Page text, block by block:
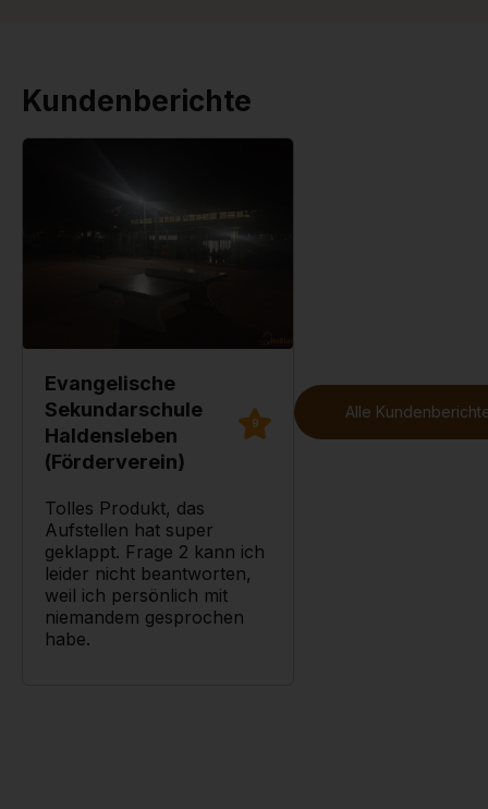
Kundenberichte
Evangelische
Sekundarschule
Haldensleben
(Förderverein)
9
Tolles Produkt, das
Aufstellen hat super
geklappt. Frage 2 kann ich
leider nicht beantworten,
weil ich persönlich mit
niemandem gesprochen
habe.
Alle